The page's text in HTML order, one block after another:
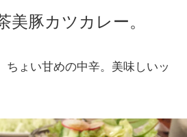
美豚カツカレー。
ちょい甘めの中辛。美味しいッ